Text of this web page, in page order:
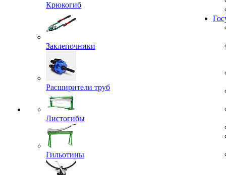
Крюкогиб
Заклепочники
Расширители труб
Листогибы
Гильотины